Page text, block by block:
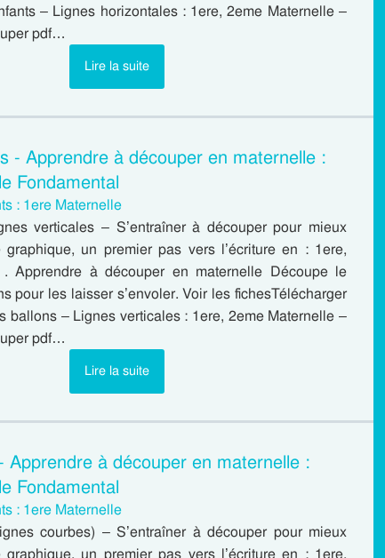
– Lignes horizontales : 1ere, 2eme Maternelle –
pdf…
Lire la suite
- Apprendre à découper en maternelle :
Fondamental
: 1ere Maternelle
verticales – S’entraîner à découper pour mieux
graphique, un premier pas vers l’écriture en : 1ere,
. Apprendre à découper en maternelle Découpe le
pour les laisser s’envoler. Voir les fichesTélécharger
ballons – Lignes verticales : 1ere, 2eme Maternelle –
pdf…
Lire la suite
Apprendre à découper en maternelle :
Fondamental
: 1ere Maternelle
courbes) – S’entraîner à découper pour mieux
graphique, un premier pas vers l’écriture en : 1ere,